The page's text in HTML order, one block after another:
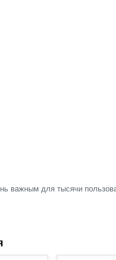
важным для тысячи